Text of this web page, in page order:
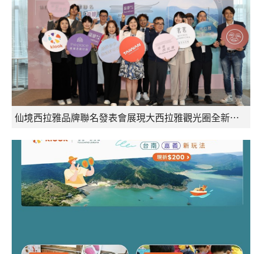
仙境西拉雅品牌聯名發表會展現大西拉雅觀光圈全新行銷布局與跨界合作成果